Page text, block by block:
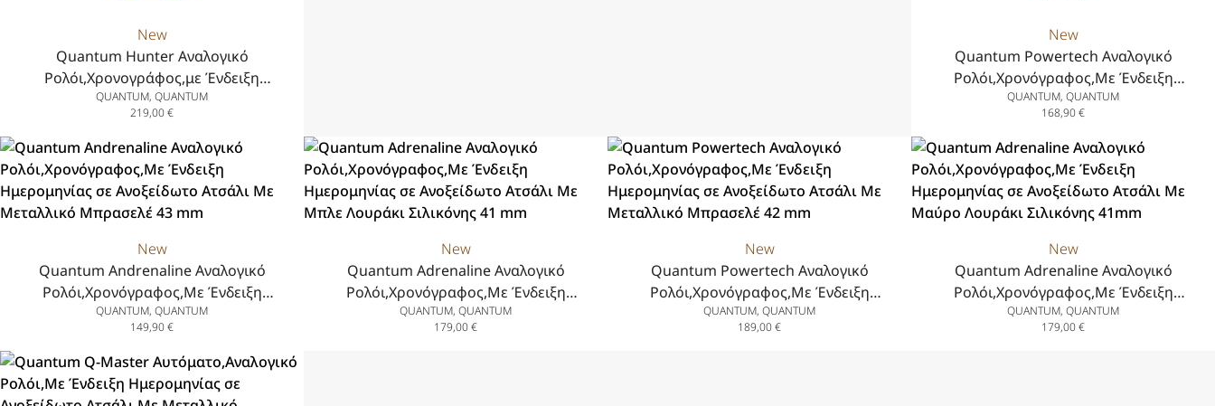
New
Quantum Hunter Αναλογικό
Ρολόι,Χρονογράφος,με Ένδειξη
Ημερομηνίας σε Ανοξείδωτο Ατσάλι με
Κίτρινο Λουράκι Σιλικόνης, 43.5 mm
QUANTUM, QUANTUM
219,00€
New
Quantum Powertech Αναλογικό
Ρολόι,Χρονόγραφος,Με Ένδειξη
Ημερομηνίας σε Ανοξείδωτο Ατσάλι Με
Πράσινο Λουράκι Σιλικόνης 41.5 mm
QUANTUM, QUANTUM
168,90€
New
Quantum Andrenaline Αναλογικό
Ρολόι,Χρονόγραφος,Με Ένδειξη
Ημερομηνίας σε Ανοξείδωτο Ατσάλι Με
Μεταλλικό Μπρασελέ 43 mm
QUANTUM, QUANTUM
149,90€
New
Quantum Adrenaline Αναλογικό
Ρολόι,Χρονόγραφος,Με Ένδειξη
Ημερομηνίας σε Ανοξείδωτο Ατσάλι Με
Μπλε Λουράκι Σιλικόνης 41 mm
QUANTUM, QUANTUM
179,00€
New
Quantum Powertech Αναλογικό
Ρολόι,Χρονόγραφος,Με Ένδειξη
Ημερομηνίας σε Ανοξείδωτο Ατσάλι Με
Μεταλλικό Μπρασελέ 42 mm
QUANTUM, QUANTUM
189,00€
New
Quantum Adrenaline Αναλογικό
Ρολόι,Χρονόγραφος,Με Ένδειξη
Ημερομηνίας σε Ανοξείδωτο Ατσάλι Με
Μαύρο Λουράκι Σιλικόνης 41mm
QUANTUM, QUANTUM
179,00€